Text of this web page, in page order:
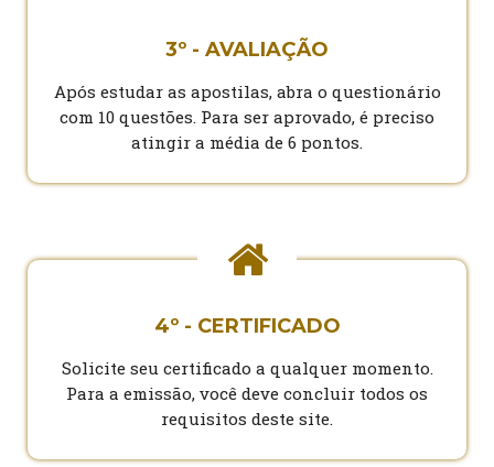
3º - AVALIAÇÃO
Após estudar as apostilas, abra o questionário
com 10 questões. Para ser aprovado, é preciso
atingir a média de 6 pontos.
4º - CERTIFICADO
Solicite seu certificado a qualquer momento.
Para a emissão, você deve concluir todos os
requisitos deste site.